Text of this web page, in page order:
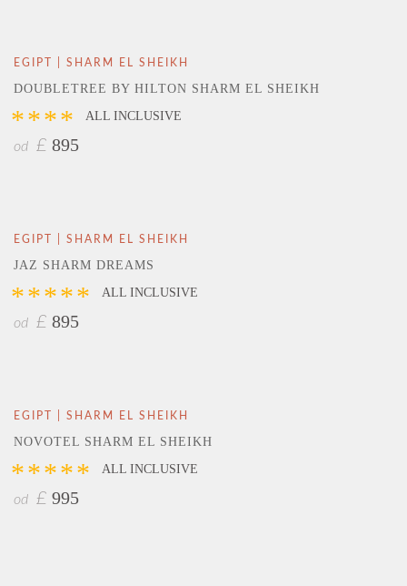
EGIPT | SHARM EL SHEIKH
DOUBLETREE BY HILTON SHARM EL SHEIKH
**** ALL INCLUSIVE
od £ 895
EGIPT | SHARM EL SHEIKH
JAZ SHARM DREAMS
***** ALL INCLUSIVE
od £ 895
EGIPT | SHARM EL SHEIKH
NOVOTEL SHARM EL SHEIKH
***** ALL INCLUSIVE
od £ 995